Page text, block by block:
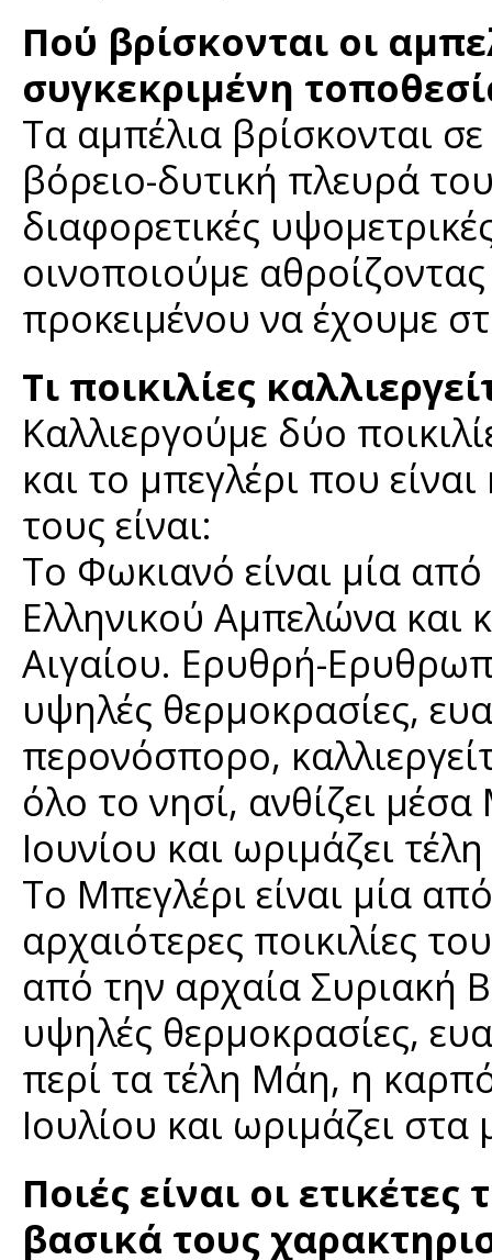
Πού βρίσκονται οι
συγκεκριμένη
Τα αμπέλια βρίσκονται
βόρειο-δυτική πλευρά
διαφορετικές
οινοποιούμε
προκειμένου να έχουμε
Τι ποικιλίες
Καλλιεργούμε δύο
και το μπεγλέρι που
τους είναι:
Το Φωκιανό είναι μία από
Ελληνικού Αμπελώνα και
Αιγαίου. Ερυθρή-
υψηλές θερμοκρασίες,
περονόσπορο,
όλο το νησί, ανθίζει
Ιουνίου και ωριμάζει
Το Μπεγλέρι είναι μία
αρχαιότερες ποικιλίες
από την αρχαία Συριακή
υψηλές θερμοκρασίες,
περί τα τέλη Μάη, η
Ιουλίου και ωριμάζει
Ποιές είναι οι
βασικά τους